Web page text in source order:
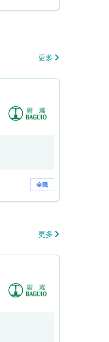
更多
全職
更多